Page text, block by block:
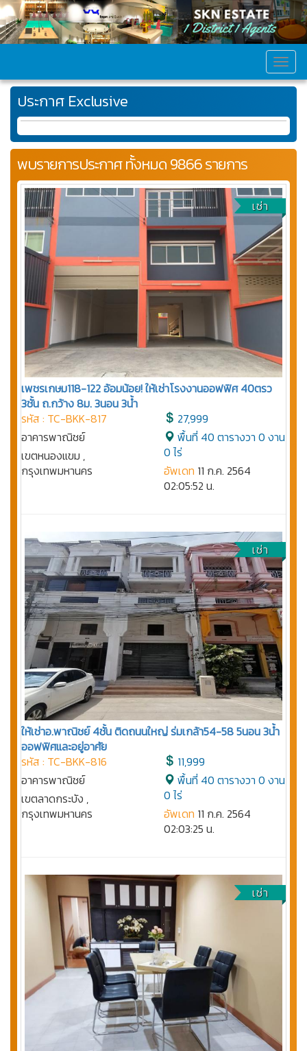
MENU
ประกาศ Exclusive
พบรายการประกาศ ทั้งหมด 9866 รายการ
เช่า
เพชรเกษม118-122 อ้อมน้อย! ให้เช่าโรงงานออฟฟิศ 40ตรว
3ชั้น ถ.กว้าง 8ม. 3นอน 3น้ำ
รหัส : TC-BKK-817
อาคารพาณิชย์
เขตหนองแขม ,
กรุงเทพมหานคร
27,999
พื้นที่ 40 ตารางวา 0 งาน
0 ไร่
อัพเดท 11 ก.ค. 2564
02:05:52 น.
เช่า
ให้เช่าอ.พาณิชย์ 4ชั้น ติดถนนใหญ่ ร่มเกล้า54-58 5นอน 3น้ำ
ออฟฟิศและอยู่อาศัย
รหัส : TC-BKK-816
อาคารพาณิชย์
เขตลาดกระบัง ,
กรุงเทพมหานคร
11,999
พื้นที่ 40 ตารางวา 0 งาน
0 ไร่
อัพเดท 11 ก.ค. 2564
02:03:25 น.
เช่า